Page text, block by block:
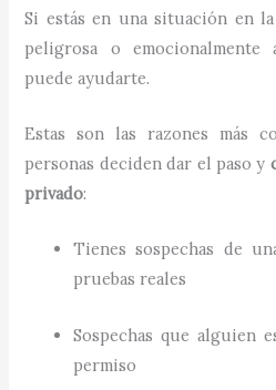
Si estás en una situación en
peligrosa o emocionalmente
puede ayudarte.
Estas son las razones más
personas deciden dar el paso y
privado:
Tienes sospechas de
pruebas reales
Sospechas que alguien
permiso